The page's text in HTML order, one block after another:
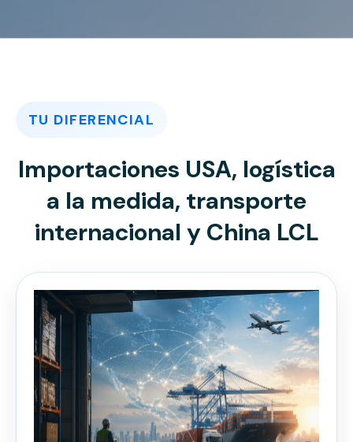
TU DIFERENCIAL
Importaciones USA, logística
a la medida, transporte
internacional y China LCL